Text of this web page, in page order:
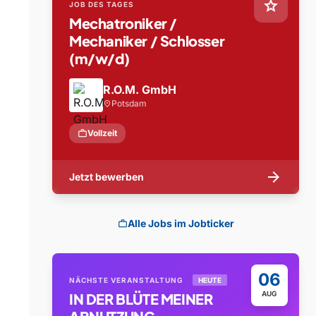
star
JOB DES TAGES
Mechatroniker /
Mechaniker / Schlosser
(m/w/d)
R.O.M. GmbH
location_on Potsdam
workVollzeit
Jetzt bewerben arrow_forward
workAlle Jobs im Jobticker
06
AUG
NÄCHSTE VERANSTALTUNG HEUTE
IN DER BLÜTE MEINER